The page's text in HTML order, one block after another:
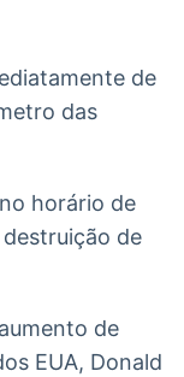
de
das
horário de
de
de
EUA, Donald